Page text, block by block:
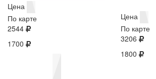
Цена
По карте
2544
1700
Цена
По карте
3206
1800